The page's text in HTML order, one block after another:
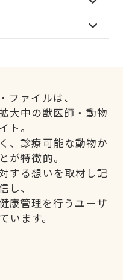
ファイルは、
大中の獣医師・動物
ト。
、診療可能な動物か
が特徴的。
する想いを取材し記
し、
康管理を行うユーザ
います。